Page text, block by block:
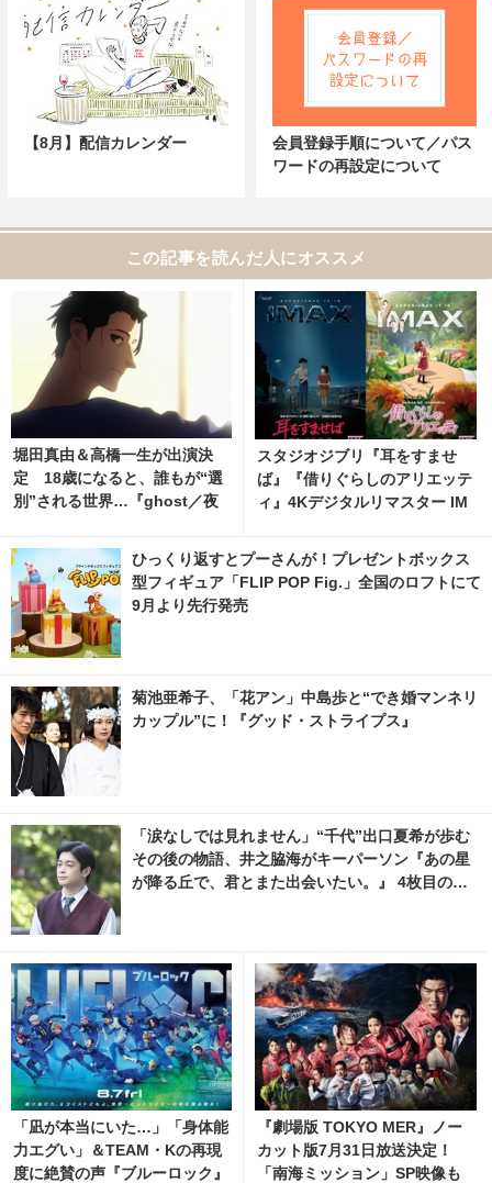
【8月】配信カレンダー
会員登録手順について／パス
ワードの再設定について
この記事を読んだ人にオススメ
堀田真由＆高橋一生が出演決
定 18歳になると、誰もが“選
別”される世界…『ghost／夜
の写真・画像 | cinemacafe.ne
t
スタジオジブリ『耳をすませ
ば』『借りぐらしのアリエッテ
ィ』4Kデジタルリマスター IM
ひっくり返すとプーさんが！プレゼントボックス
型フィギュア「FLIP POP Fig.」全国のロフトにて
9月より先行発売
菊池亜希子、「花アン」中島歩と“でき婚マンネリ
カップル”に！『グッド・ストライプス』
「涙なしでは見れません」“千代”出口夏希が歩む
その後の物語、井之脇海がキーパーソン『あの星
が降る丘で、君とまた出会いたい。』 4枚目の写
「凪が本当にいた…」「身体能
力エグい」＆TEAM・Kの再現
度に絶賛の声『ブルーロック』
『劇場版 TOKYO MER』ノー
カット版7月31日放送決定！
「南海ミッション」SP映像も